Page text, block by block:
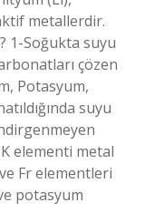
metallerdir.
1-Soğukta suyu
çözen
Potasyum,
suyu
elementi metal
Fr elementleri
potasyum